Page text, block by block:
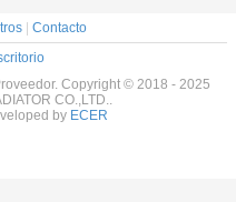
| Contacto
Copyright © 2018 - 2025
CO.,LTD..
by ECER